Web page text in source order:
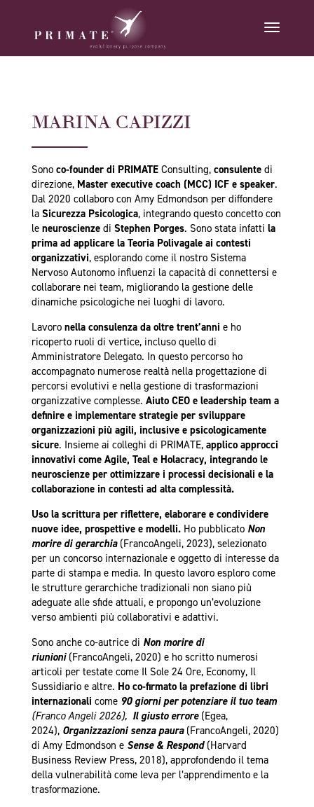
MARINA CAPIZZI
Sono co-founder di PRIMATEConsulting, consulentedi
direzione, Master executive coach (MCC) ICF e speaker.
Dal 2020 collaboro con Amy Edmondson per diffondere
la Sicurezza Psicologica, integrando questo concetto con
le neuroscienzedi Stephen Porges. Sono stata infatti la
prima ad applicare la Teoria Polivagale ai contesti
organizzativi, esplorando come il nostro Sistema
Nervoso Autonomo influenzi la capacità di connettersi e
collaborare nei team, migliorando la gestione delle
dinamiche psicologiche nei luoghi di lavoro.
Lavoro nella consulenza da oltre trent’anni e ho
ricoperto ruoli di vertice, incluso quello di
Amministratore Delegato. In questo percorso ho
accompagnato numerose realtà nella progettazione di
percorsi evolutivi e nella gestione di trasformazioni
organizzative complesse. Aiuto CEO e leadership team a
definire e implementare strategie per sviluppare
organizzazioni più agili, inclusive e psicologicamente
sicure. Insieme ai colleghi di PRIMATE, applico approcci
innovativi come Agile, Teal e Holacracy, integrando le
neuroscienze per ottimizzare i processi decisionali e la
collaborazione in contesti ad alta complessità.
Uso la scrittura per riflettere, elaborare e condividere
nuove idee, prospettive e modelli.Ho pubblicato Non
morire di gerarchia(FrancoAngeli, 2023), selezionato
per un concorso internazionale e oggetto di interesse da
parte di stampa e media. In questo lavoro esploro come
le strutture gerarchiche tradizionali non siano più
adeguate alle sfide attuali, e propongo un’evoluzione
verso ambienti più collaborativi e adattivi.
Sono anche co-autrice di Non morire di
riunioni (FrancoAngeli, 2020) e ho scritto numerosi
articoli per testate come Il Sole 24 Ore, Economy, Il
Sussidiario e altre. Ho co-firmato la prefazione di libri
internazionali come 90 giorni per potenziare il tuo team
(Franco Angeli 2026), Il giusto errore(Egea,
2024), Organizzazioni senza paura(FrancoAngeli, 2020)
di Amy Edmondson e Sense & Respond(Harvard
Business Review Press, 2018), approfondendo il tema
della vulnerabilità come leva per l’apprendimento e la
trasformazione.